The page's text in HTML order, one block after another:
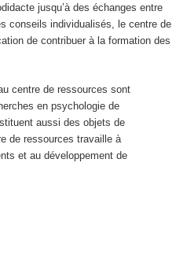
jusqu’à des échanges entre
conseils individualisés, le centre de
de contribuer à la formation des
centre de ressources sont
en psychologie de
aussi des objets de
de ressources travaille à
et au développement de